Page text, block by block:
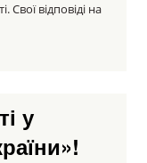
Свої відповіді на
у